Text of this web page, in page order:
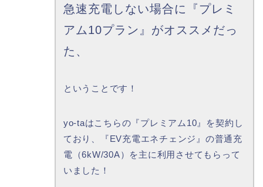
急速充電しない場合に『プレミ
アム10プラン』がオススメだっ
た、
ということです！
yo-taはこちらの『プレミアム10』を契約し
ており、『EV充電エネチェンジ』の普通充
電（6kW/30A）を主に利用させてもらって
いました！